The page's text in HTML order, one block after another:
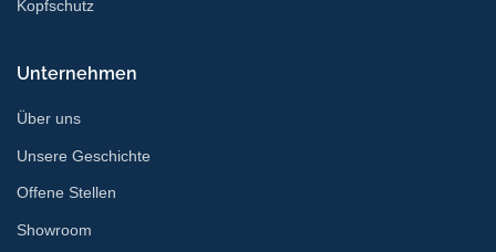
Kopfschutz
Unternehmen
Über uns
Unsere Geschichte
Offene Stellen
Showroom